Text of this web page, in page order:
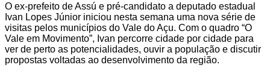
O ex-prefeito de Assú e pré-candidato a deputado estadual
Ivan Lopes Júnior iniciou nesta semana uma nova série de
visitas pelos municípios do Vale do Açu. Com o quadro “O
Vale em Movimento”, Ivan percorre cidade por cidade para
ver de perto as potencialidades, ouvir a população e discutir
propostas voltadas ao desenvolvimento da região.